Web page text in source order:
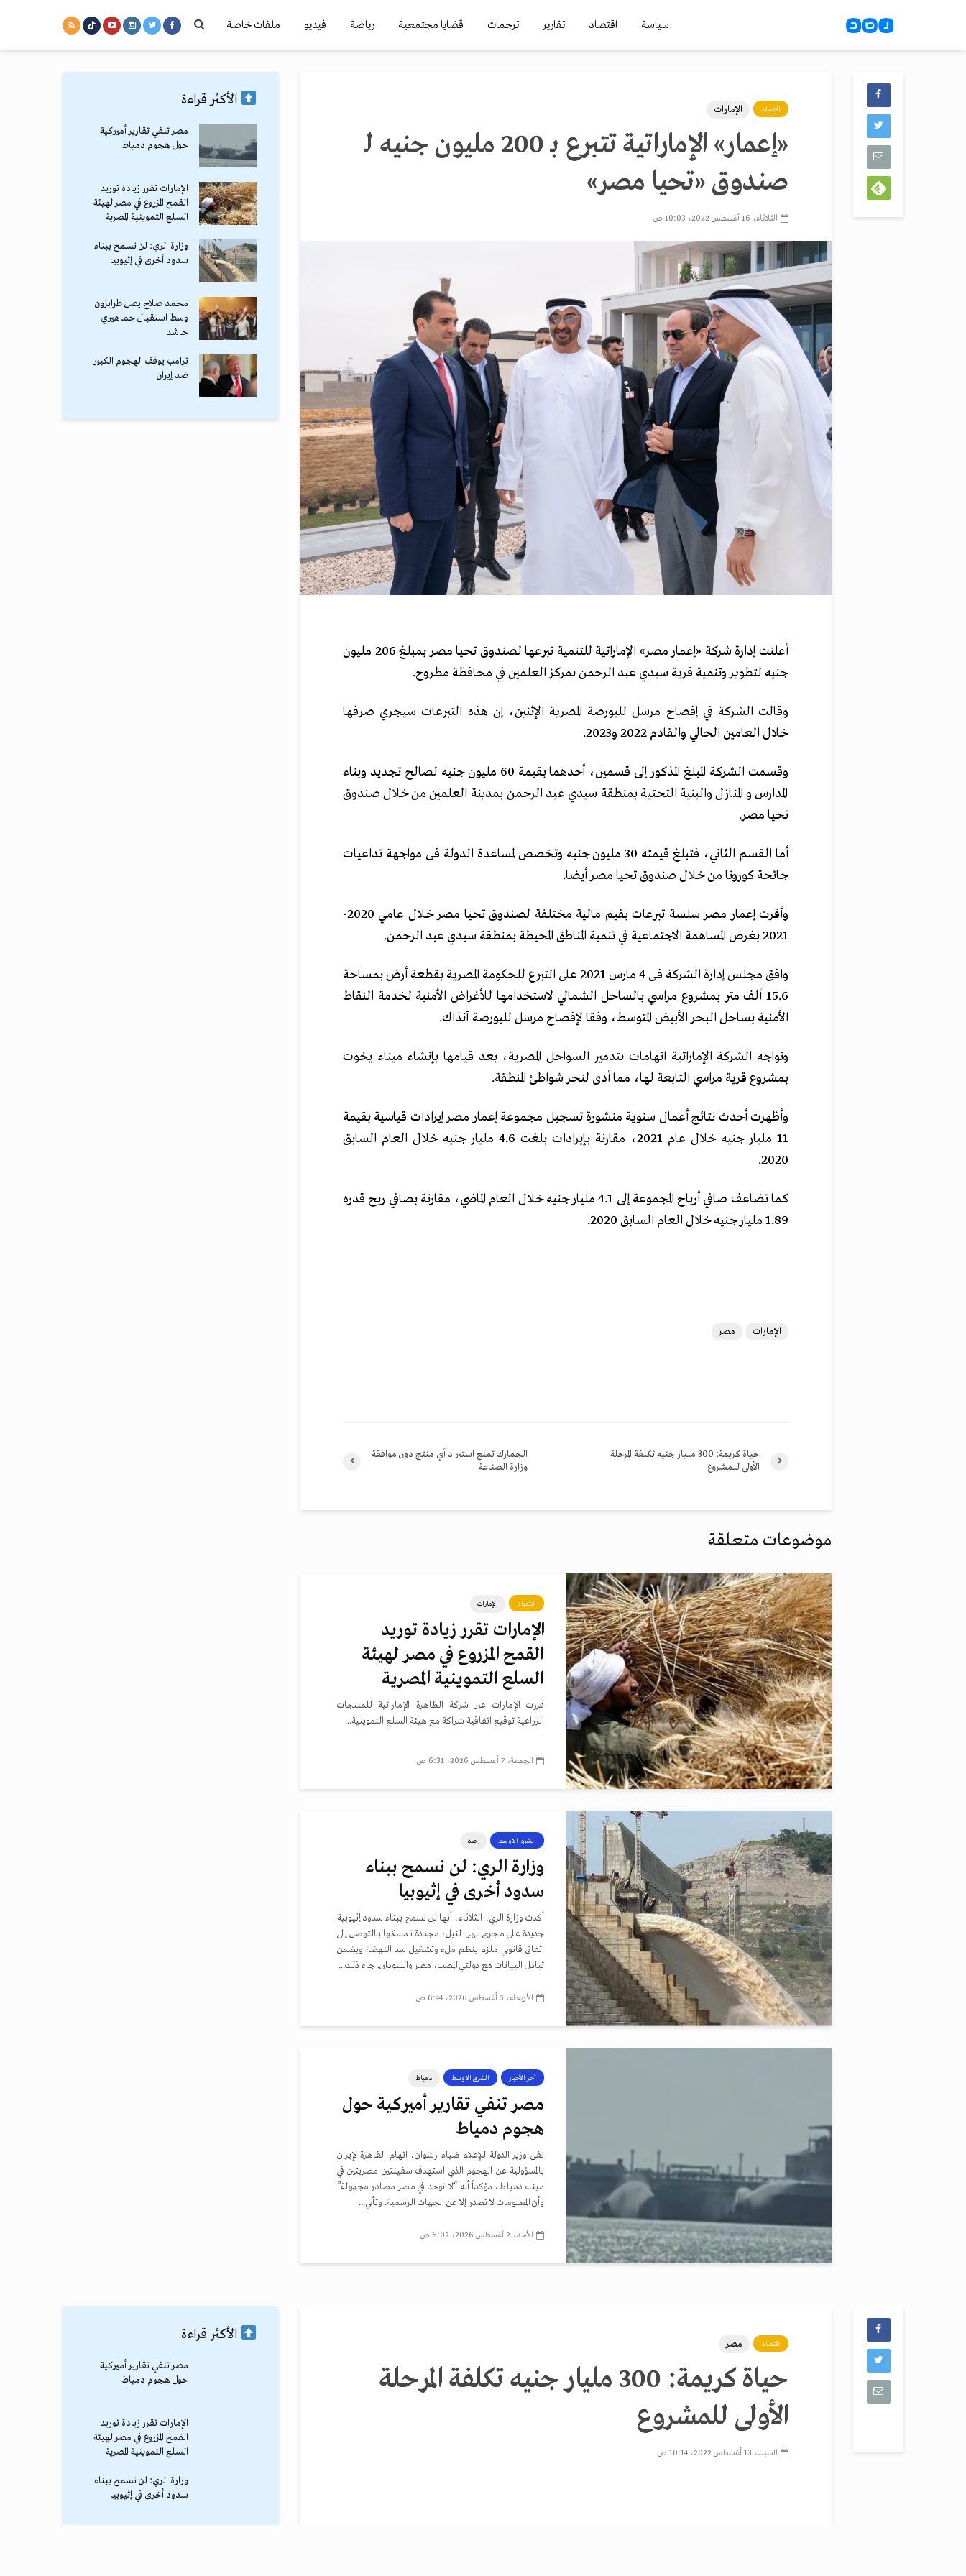
سياسة اقتصاد تقارير ترجمات قضايا مجتمعية رياضة فيديو ملفات خاصة
اقتصاد الإمارات
«إعمار» الإماراتية تتبرع بـ 200 مليون جنيه لـ
صندوق «تحيا مصر»
الثلاثاء، 16 أغسطس 2022، 10:03 ص
أعلنت إدارة شركة «إعمار مصر» الإماراتية للتنمية تبرعها لصندوق تحيا مصر بمبلغ 206 مليون
جنيه لتطوير وتنمية قرية سيدي عبد الرحمن بمركز العلمين في محافظة مطروح.
وقالت الشركة في إفصاح مرسل للبورصة المصرية الإثنين، إن هذه التبرعات سيجري صرفها
خلال العامين الحالي والقادم 2022 و2023.
وقسمت الشركة المبلغ المذكور إلى قسمين، أحدهما بقيمة 60 مليون جنيه لصالح تجديد وبناء
المدارس و المنازل والبنية التحتية بمنطقة سيدي عبد الرحمن بمدينة العلمين من خلال صندوق
تحيا مصر.
أما القسم الثاني، فتبلغ قيمته 30 مليون جنيه وتخصص لمساعدة الدولة فى مواجهة تداعيات
جائحة كورونا من خلال صندوق تحيا مصر أيضا.
وأقرت إعمار مصر سلسة تبرعات بقيم مالية مختلفة لصندوق تحيا مصر خلال عامي 2020-
2021 بغرض المساهمة الاجتماعية في تنمية المناطق المحيطة بمنطقة سيدي عبد الرحمن.
وافق مجلس إدارة الشركة فى 4 مارس 2021 على التبرع للحكومة المصرية بقطعة أرض بمساحة
15.6 ألف متر بمشروع مراسي بالساحل الشمالي لاستخدامها للأغراض الأمنية لخدمة النقاط
الأمنية بساحل البحر الأبيض المتوسط، وفقا لإفصاح مرسل للبورصة آنذاك.
وتواجه الشركة الإماراتية اتهامات بتدمير السواحل المصرية، بعد قيامها بإنشاء ميناء يخوت
بمشروع قرية مراسي التابعة لها، مما أدى لنحر شواطئ المنطقة.
وأظهرت أحدث نتائج أعمال سنوية منشورة تسجيل مجموعة إعمار مصر إيرادات قياسية بقيمة
11 مليار جنيه خلال عام 2021، مقارنة بإيرادات بلغت 4.6 مليار جنيه خلال العام السابق
2020.
كما تضاعف صافي أرباح المجموعة إلى 4.1 مليار جنيه خلال العام الماضي، مقارنة بصافي ربح قدره
1.89 مليار جنيه خلال العام السابق 2020.
الإمارات مصر
الجمارك تمنع استيراد أي منتج دون موافقة
وزارة الصناعة
حياة كريمة: 300 مليار جنيه تكلفة المرحلة
الأولى للمشروع
موضوعات متعلقة
اقتصاد الإمارات
الإمارات تقرر زيادة توريد
القمح المزروع في مصر لهيئة
السلع التموينية المصرية
قررت الإمارات عبر شركة الظاهرة الإماراتية للمنتجات
الزراعية توقيع اتفاقية شراكة مع هيئة السلع التموينية...
الجمعة، 7 أغسطس 2026، 6:31 ص
الشرق الاوسط رصد
وزارة الري: لن نسمح ببناء
سدود أخرى في إثيوبيا
أكدت وزارة الري، الثلاثاء، أنها لن تسمح ببناء سدود إثيوبية
جديدة على مجرى نهر النيل، مجددة تمسكها بالتوصل إلى
اتفاق قانوني ملزم ينظم ملء وتشغيل سد النهضة ويضمن
تبادل البيانات مع دولتي المصب، مصر والسودان. جاء ذلك...
الأربعاء، 5 أغسطس 2026، 6:44 ص
أخر الأخبار الشرق الاوسط دمياط
مصر تنفي تقارير أميركية حول
هجوم دمياط
نفى وزير الدولة للإعلام ضياء رشوان، اتهام القاهرة لإيران
بالمسؤولية عن الهجوم الذي استهدف سفينتين مصريتين في
ميناء دمياط، مؤكداً أنه “لا توجد في مصر مصادر مجهولة”
وأن المعلومات لا تصدر إلا عن الجهات الرسمية. وتأتي...
الأحد، 2 أغسطس 2026، 6:02 ص
الأكثر قراءة
مصر تنفي تقارير أميركية
حول هجوم دمياط
الإمارات تقرر زيادة توريد
القمح المزروع في مصر لهيئة
السلع التموينية المصرية
وزارة الري: لن نسمح ببناء
سدود أخرى في إثيوبيا
محمد صلاح يصل طرابزون
وسط استقبال جماهيري
حاشد
ترامب يوقف الهجوم الكبير
ضد إيران
اقتصاد مصر
حياة كريمة: 300 مليار جنيه تكلفة المرحلة
الأولى للمشروع
السبت، 13 أغسطس 2022، 10:14 ص
الأكثر قراءة
مصر تنفي تقارير أميركية
حول هجوم دمياط
الإمارات تقرر زيادة توريد
القمح المزروع في مصر لهيئة
السلع التموينية المصرية
وزارة الري: لن نسمح ببناء
سدود أخرى في إثيوبيا